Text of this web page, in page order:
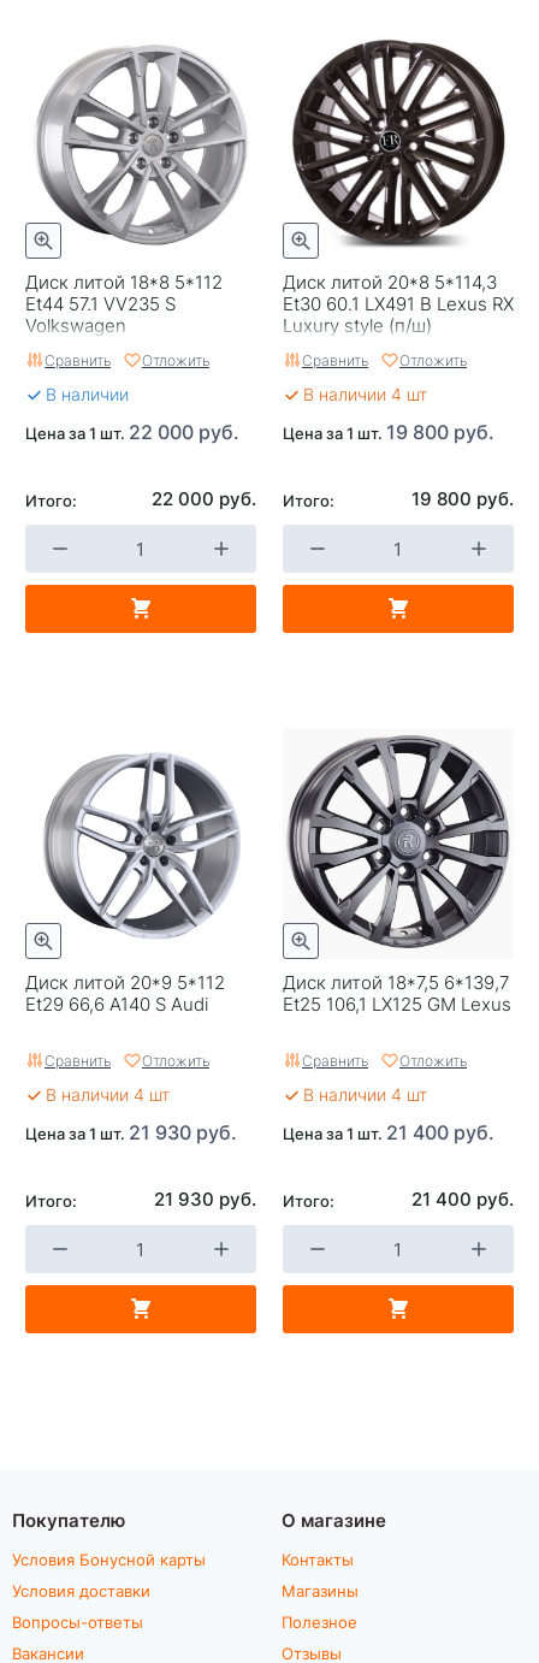
Тип диска
Литые
Гарантия
1 год
Цвет
Серебристый
Категория
Легковые
Страна изготовителя
Китай
Replica
0
Завод изготовитель
Replay
Диск литой 18*8 5*112
Et44 57.1 VV235 S
Volkswagen
Сравнить Отложить
В наличии
Цена за 1 шт. 22 000 руб.
Итого: 22 000 руб.
Диск литой 20*8 5*114,3
Et30 60.1 LX491 B Lexus RX
Luxury style (п/ш)
Сравнить Отложить
В наличии 4 шт
Цена за 1 шт. 19 800 руб.
Итого: 19 800 руб.
Диск литой 20*9 5*112
Et29 66,6 A140 S Audi
Сравнить Отложить
В наличии 4 шт
Цена за 1 шт. 21 930 руб.
Итого: 21 930 руб.
Диск литой 18*7,5 6*139,7
Et25 106,1 LX125 GM Lexus
Сравнить Отложить
В наличии 4 шт
Цена за 1 шт. 21 400 руб.
Итого: 21 400 руб.
Покупателю
Условия Бонусной карты
Условия доставки
Вопросы-ответы
Вакансии
О магазине
Контакты
Магазины
Полезное
Отзывы